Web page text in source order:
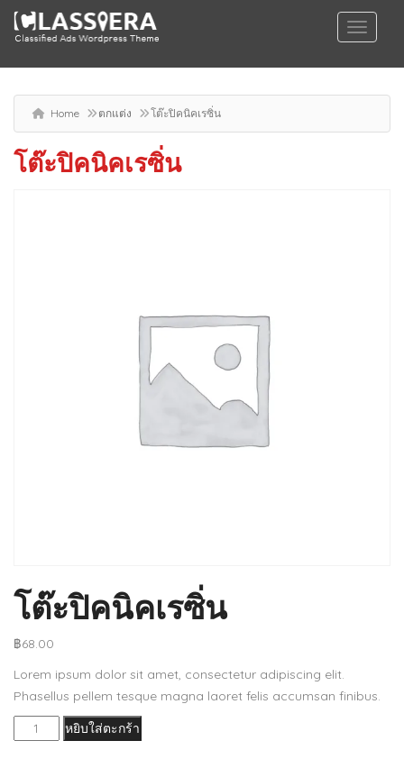
Home ตกแต่ง โต๊ะปิคนิคเรซิ่น
โต๊ะปิคนิคเรซิ่น
โต๊ะปิคนิคเรซิ่น
฿68.00
Lorem ipsum dolor sit amet, consectetur adipiscing elit.
Phasellus pellem tesque magna laoret felis accumsan finibus.
จำนวน
หยิบใส่ตะกร้า